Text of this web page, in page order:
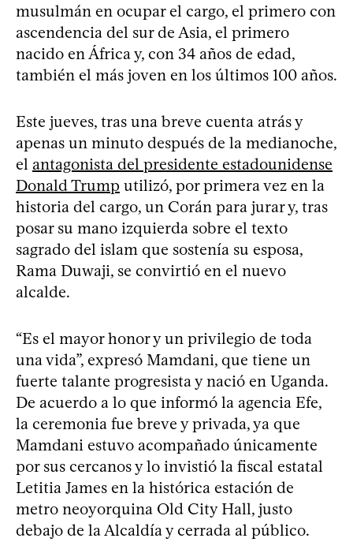
musulmán en ocupar el cargo, el primero con
ascendencia del sur de Asia, el primero
nacido en África y, con 34 años de edad,
también el más joven en los últimos 100 años.
Este jueves, tras una breve cuenta atrás y
apenas un minuto después de la medianoche,
el antagonista del presidente estadounidense
Donald Trump utilizó, por primera vez en la
historia del cargo, un Corán para jurar y, tras
posar su mano izquierda sobre el texto
sagrado del islam que sostenía su esposa,
Rama Duwaji, se convirtió en el nuevo
alcalde.
“Es el mayor honor y un privilegio de toda
una vida”, expresó Mamdani, que tiene un
fuerte talante progresista y nació en Uganda.
De acuerdo a lo que informó la agencia Efe,
la ceremonia fue breve y privada, ya que
Mamdani estuvo acompañado únicamente
por sus cercanos y lo invistió la fiscal estatal
Letitia James en la histórica estación de
metro neoyorquina Old City Hall, justo
debajo de la Alcaldía y cerrada al público.